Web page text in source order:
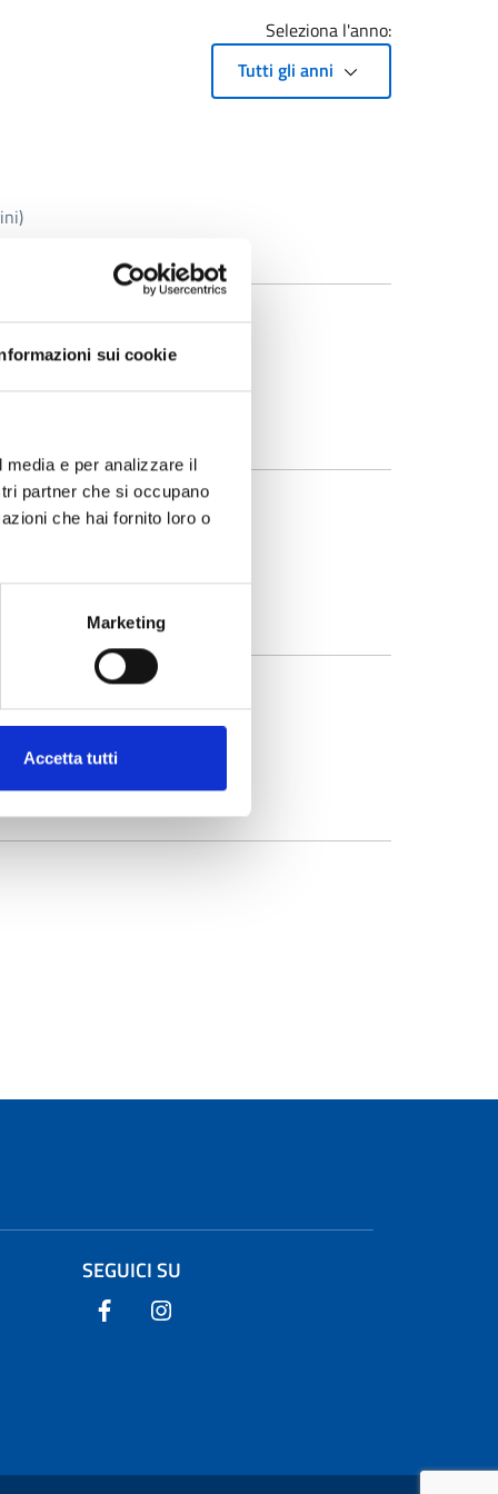
sui cookie
e per analizzare il
partner che si occupano
che hai fornito loro o
Marketing
Accetta tutti
Seleziona l'anno:
Tutti gli anni
Pini)
SEGUICI SU
Seguici su Facebook